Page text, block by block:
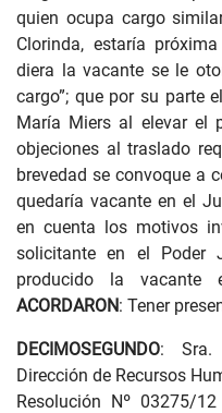
quien ocupa cargo
Clorinda, estaría
diera la vacante se le
cargo”; que por su parte
María Miers al elevar el
objeciones al traslado
brevedad se convoque a
quedaría vacante en el
en cuenta los motivos
solicitante en el
producido la
ACORDARON: Tener
DECIMOSEGUNDO: Sra.
Dirección de Recursos
Resolución Nº 03275/